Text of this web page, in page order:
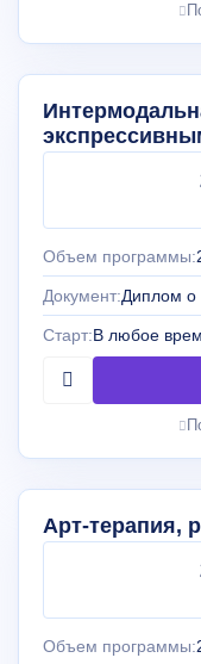
Объем программы:
Документ:Диплом
Старт:В любое
Арт-терапия,
Объем программы: